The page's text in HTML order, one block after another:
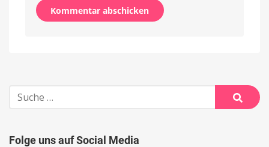
Suche
nach:
Suche
Folge uns auf Social Media